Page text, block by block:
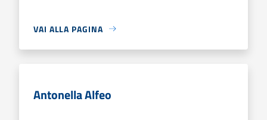
VAI ALLA PAGINA
Antonella Alfeo